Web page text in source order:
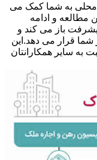
محلی به شما کمک می
مطالعه و ادامه
باز می کند و
قرار می دهد.این
سایر همکارانتان